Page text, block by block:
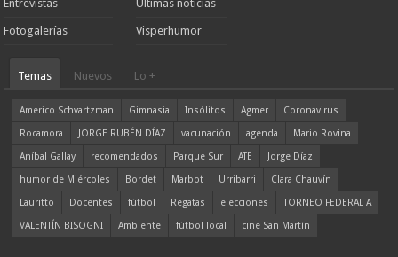
Entrevistas
Fotogalerías
Ultimas noticias
Visperhumor
Temas Nuevos Lo +
Americo Schvartzman Gimnasia Insólitos Agmer
Coronavirus
Rocamora
JORGE RUBÉN DÍAZ vacunación agenda
Mario Rovina
Aníbal Gallay
recomendados Parque Sur ATE
Jorge Díaz
humor de Miércoles
Bordet Marbot Urribarri
Clara Chauvín
Lauritto
Docentes fútbol Regatas elecciones
TORNEO FEDERAL A
VALENTÍN BISOGNI
Ambiente fútbol local cine San Martín